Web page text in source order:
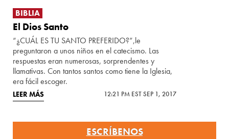
BIBLIA
El Dios Santo
“¿CUÁL ES TU SANTO PREFERIDO?”,le
preguntaron a unos niños en el catecismo. Las
respuestas eran numerosas, sorprendentes y
llamativas. Con tantos santos como tiene la Iglesia,
era fácil escoger.
LEER MÁS 12:21 PM EST SEP 1, 2017
ESCRÍBENOS